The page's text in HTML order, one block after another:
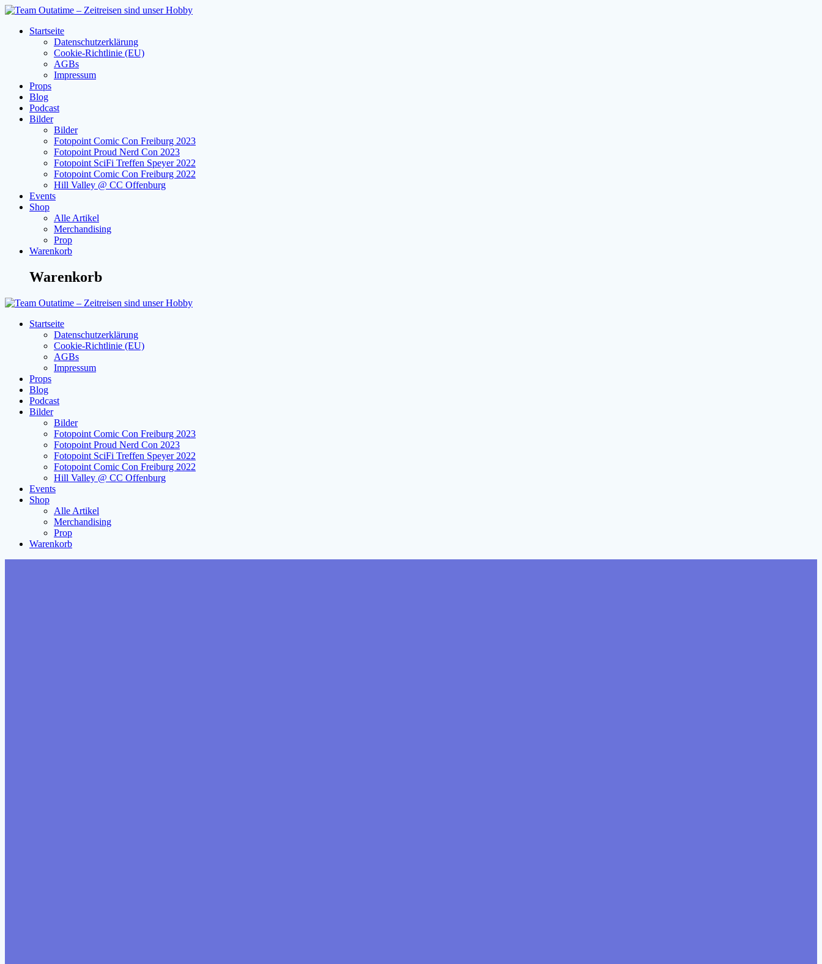
Zum
springenStartseite
Datenschutzerklärung
Cookie-Richtlinie (EU)
AGBs
Impressum
Props
Blog
Podcast
Bilder
Bilder
Fotopoint Comic Con Freiburg 2023
Fotopoint Proud Nerd Con 2023
Fotopoint SciFi Treffen Speyer 2022
Fotopoint Comic Con Freiburg 2022
Hill Valley @ CC Offenburg
Events
Shop
Alle Artikel
Merchandising
Prop
Warenkorb
Warenkorb
Startseite
Datenschutzerklärung
Cookie-Richtlinie (EU)
AGBs
Impressum
Props
Blog
Podcast
Bilder
Bilder
Fotopoint Comic Con Freiburg 2023
Fotopoint Proud Nerd Con 2023
Fotopoint SciFi Treffen Speyer 2022
Fotopoint Comic Con Freiburg 2022
Hill Valley @ CC Offenburg
Events
Shop
Alle Artikel
Merchandising
Prop
Warenkorb